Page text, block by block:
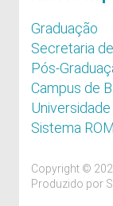
Graduação
Secretaria
Pós-
Campus de
Sistema
Copyright ©
Produzido por